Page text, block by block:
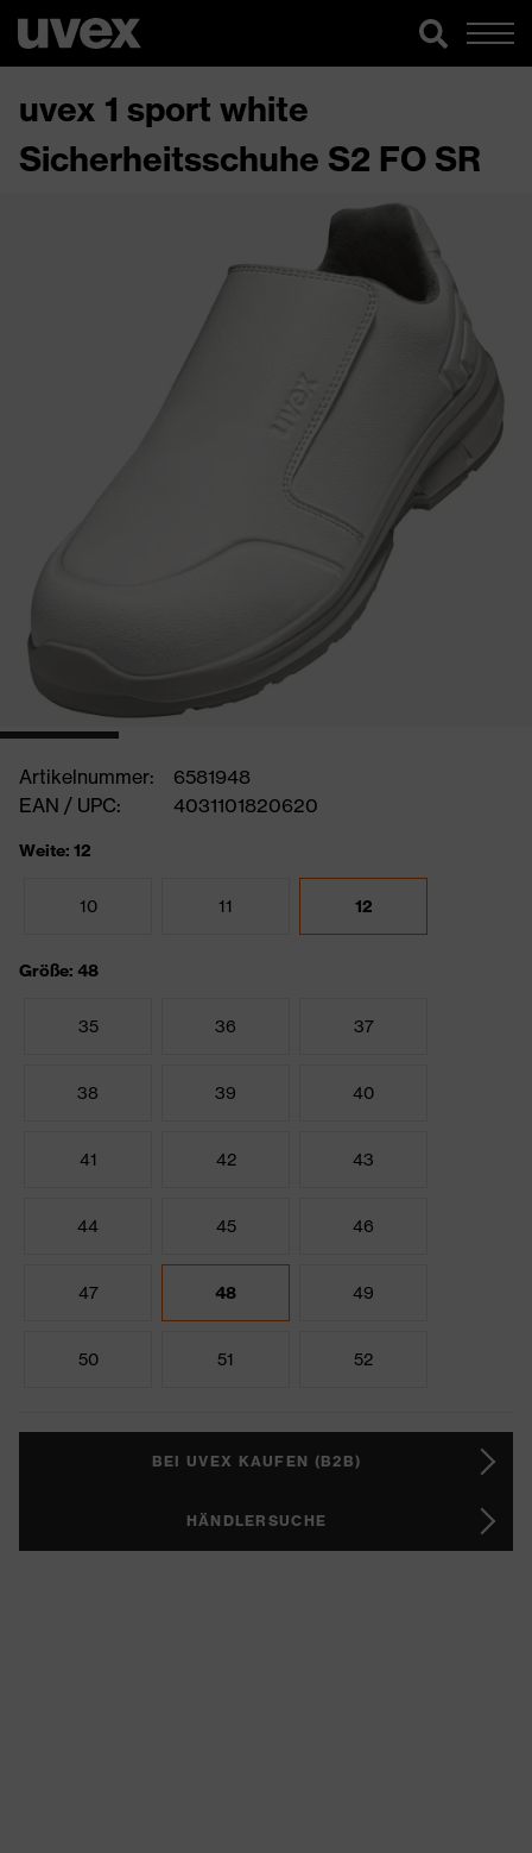
uvex 1 sport white
Sicherheitsschuhe S2 FO SR
Artikelnummer:
6581948
EAN / UPC:
4031101820620
Weite: 12
10 11 12
Größe: 48
35 36 37
38 39 40
41 42 43
44 45 46
47 48 49
50 51 52
BEI UVEX KAUFEN (B2B)
HÄNDLERSUCHE